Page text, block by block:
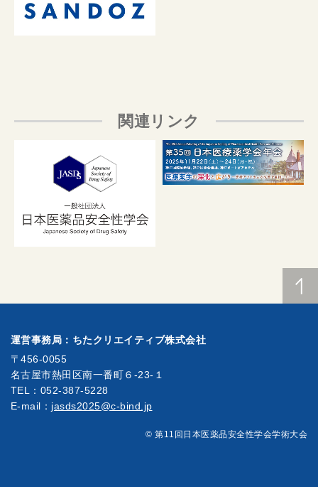
関連リンク
運営事務局：ちたクリエイティブ株式会社
〒456-0055
名古屋市熱田区南一番町６-23-１
TEL：052-387-5228
E-mail： jasds2025@c-bind.jp
© 第11回日本医薬品安全性学会学術大会